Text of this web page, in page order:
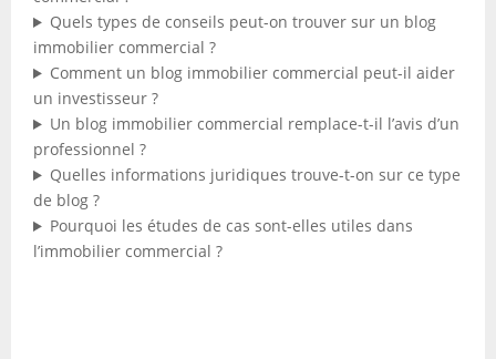
Quels types de conseils peut-on trouver sur un blog
immobilier commercial ?
Comment un blog immobilier commercial peut-il aider
un investisseur ?
Un blog immobilier commercial remplace-t-il l’avis d’un
professionnel ?
Quelles informations juridiques trouve-t-on sur ce type
de blog ?
Pourquoi les études de cas sont-elles utiles dans
l’immobilier commercial ?